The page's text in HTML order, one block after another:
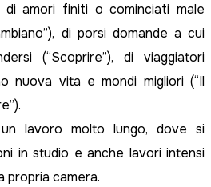
di amori finiti o cominciati male
di porsi domande a cui
(“Scoprire”), di viaggiatori
nuova vita e mondi migliori (“Il
lavoro molto lungo, dove si
in studio e anche lavori intensi
propria camera.